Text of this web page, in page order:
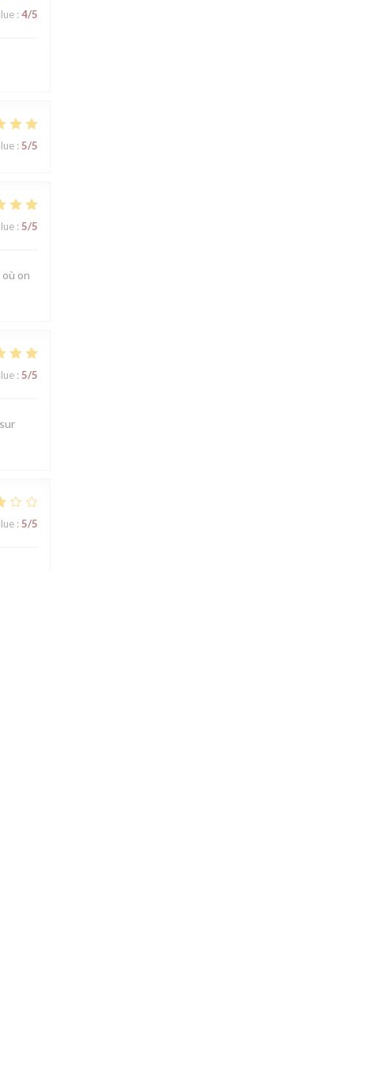
: 4/5
: 5/5
: 5/5
on
: 5/5
: 5/5